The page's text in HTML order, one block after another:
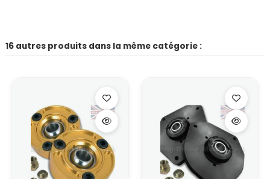
16 autres produits dans la même catégorie :